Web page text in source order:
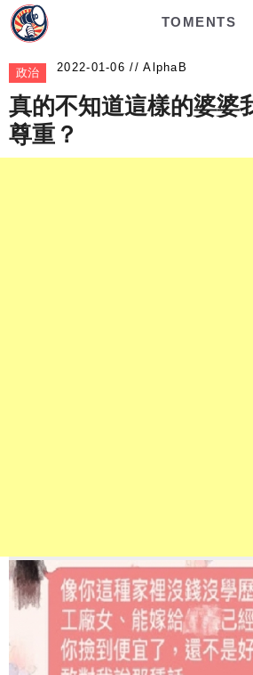
TOMENTS
政治 AlphaB
真的不知道這樣的婆婆
尊重？